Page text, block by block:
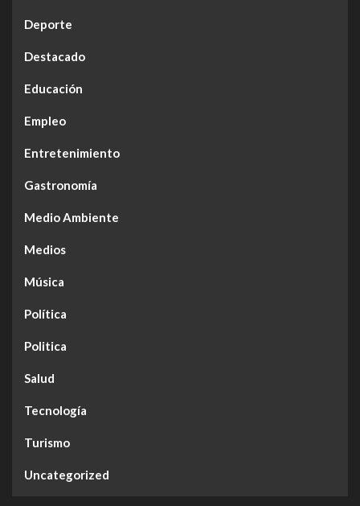
Deporte
Destacado
Educación
Empleo
Entretenimiento
Gastronomía
Medio Ambiente
Medios
Música
Política
Politica
Salud
Tecnología
Turismo
Uncategorized